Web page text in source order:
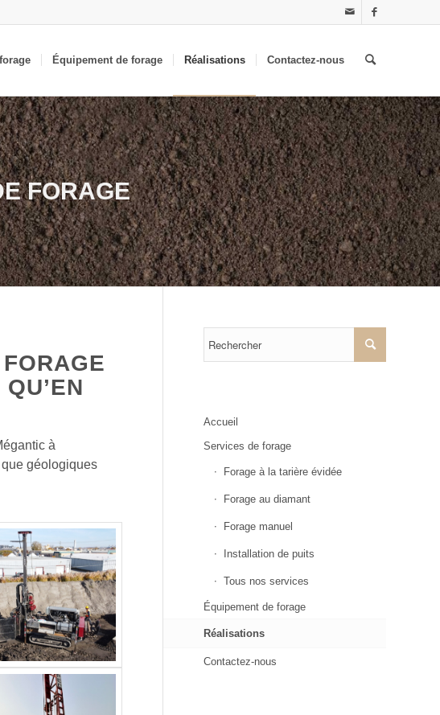
Équipement de forage Réalisations Contactez-nous
FORAGE
à
géologiques
Accueil
Services de forage
Forage à la tarière évidée
Forage au diamant
Forage manuel
Installation de puits
Tous nos services
Équipement de forage
Réalisations
Contactez-nous